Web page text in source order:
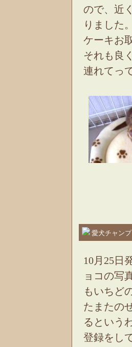
ので、近
りました
ケーキお
それも良
連れてっ
愛犬チャンプ
10月25日
ョコの写
もいちど
たまたの
るという
登録をし